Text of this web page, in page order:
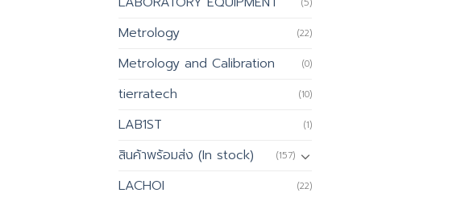
(5)
Metrology (22)
Metrology and Calibration (0)
tierratech (10)
LAB1ST (1)
สินค้าพร้อมส่ง (In stock) (157)
LACHOI (22)